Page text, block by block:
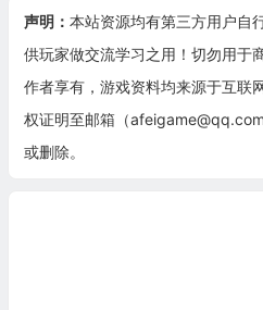
声明： 本站资源均有第三方用户自
供玩家做交流学习之用！切勿用于
作者享有，游戏资料均来源于互联
权证明至邮箱（
或删除。